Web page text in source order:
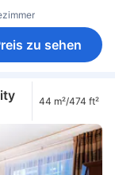
zu sehen
44 m²/474 ft²